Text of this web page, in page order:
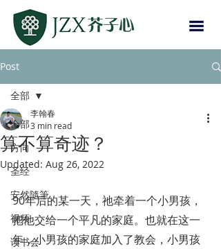
Post
全部
方向
圣经
安然隨筆
视频
读书会
全部
算不算奇迹？
李翰春
3 min read
Updated: Aug 26, 2022
90年后的某一天，祂牵着一个小男孩，
把他交给一个平凡的家庭。也就在这一
年，小男孩的家庭加入了教会，小男孩